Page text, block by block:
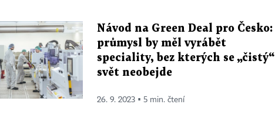
Návod na Green Deal pro Česko:
průmysl by měl vyrábět
speciality, bez kterých se „čistý“
svět neobejde
26. 9. 2023 ▪ 5 min. čtení